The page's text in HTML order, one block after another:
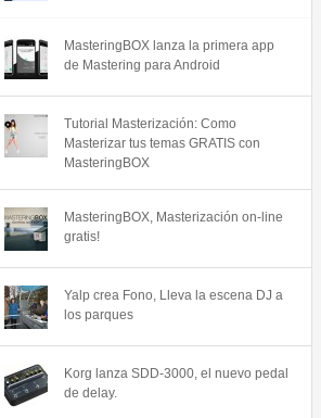
MasteringBOX lanza la primera app
de Mastering para Android
Tutorial Masterización: Como
Masterizar tus temas GRATIS con
MasteringBOX
MasteringBOX, Masterización on-line
gratis!
Yalp crea Fono, Lleva la escena DJ a
los parques
Korg lanza SDD-3000, el nuevo pedal
de delay.